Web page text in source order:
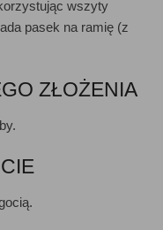
wszyty
pasek na ramię (z
ZŁOŻENIA